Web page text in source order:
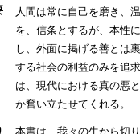
人間は常に自己を磨き、
を、信条とするが、本性
し、外面に掲げる善とは
する社会の利益のみを追
は、現代における真の悪
か奮い立たせてくれる。
本書は、我々の生から切